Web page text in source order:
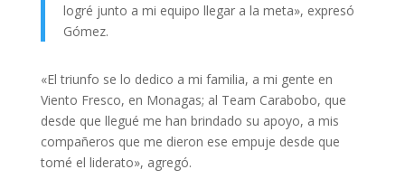
logré junto a mi equipo llegar a la meta», expresó
Gómez.
«El triunfo se lo dedico a mi familia, a mi gente en
Viento Fresco, en Monagas; al Team Carabobo, que
desde que llegué me han brindado su apoyo, a mis
compañeros que me dieron ese empuje desde que
tomé el liderato», agregó.